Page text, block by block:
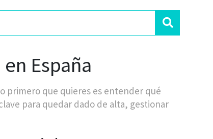
España
primero que quieres es entender qué
para quedar dado de alta, gestionar